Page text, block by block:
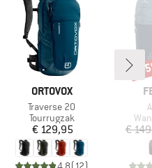
MERK
ORTOVOX
Artikel
Traverse 20
Productgroep
Tourrugzak
Prijs
€ 129,95 €
-